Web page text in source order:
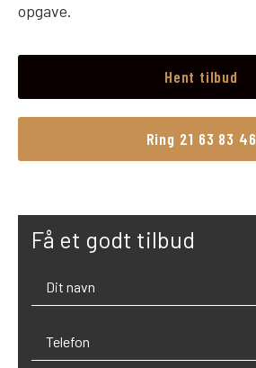
opgave.
Hent tilbud
Ring 21 63 83 46
Få et godt tilbud